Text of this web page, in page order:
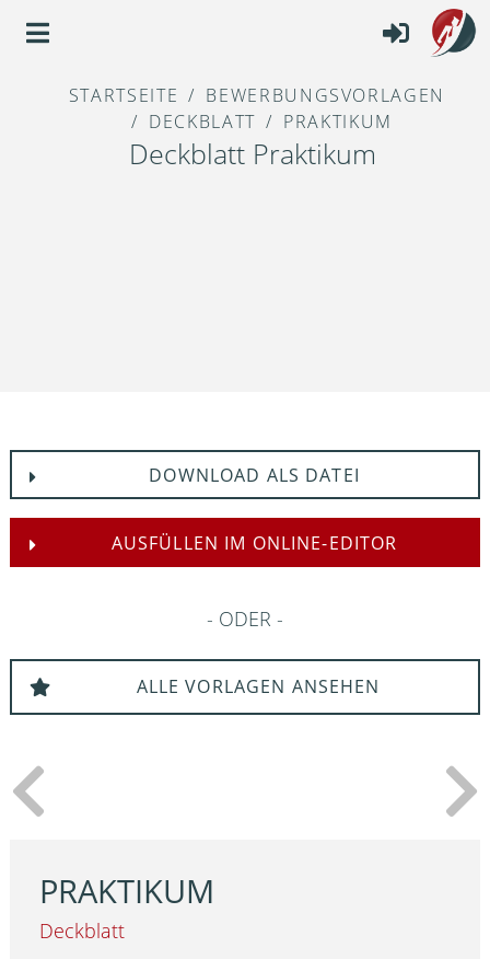
STARTSEITE
BEWERBUNGSVORLAGEN
DECKBLATT
PRAKTIKUM
Deckblatt Praktikum
DOWNLOAD ALS DATEI
AUSFÜLLEN IM ONLINE-EDITOR
ODER
ALLE VORLAGEN ANSEHEN
PRAKTIKUM
Deckblatt